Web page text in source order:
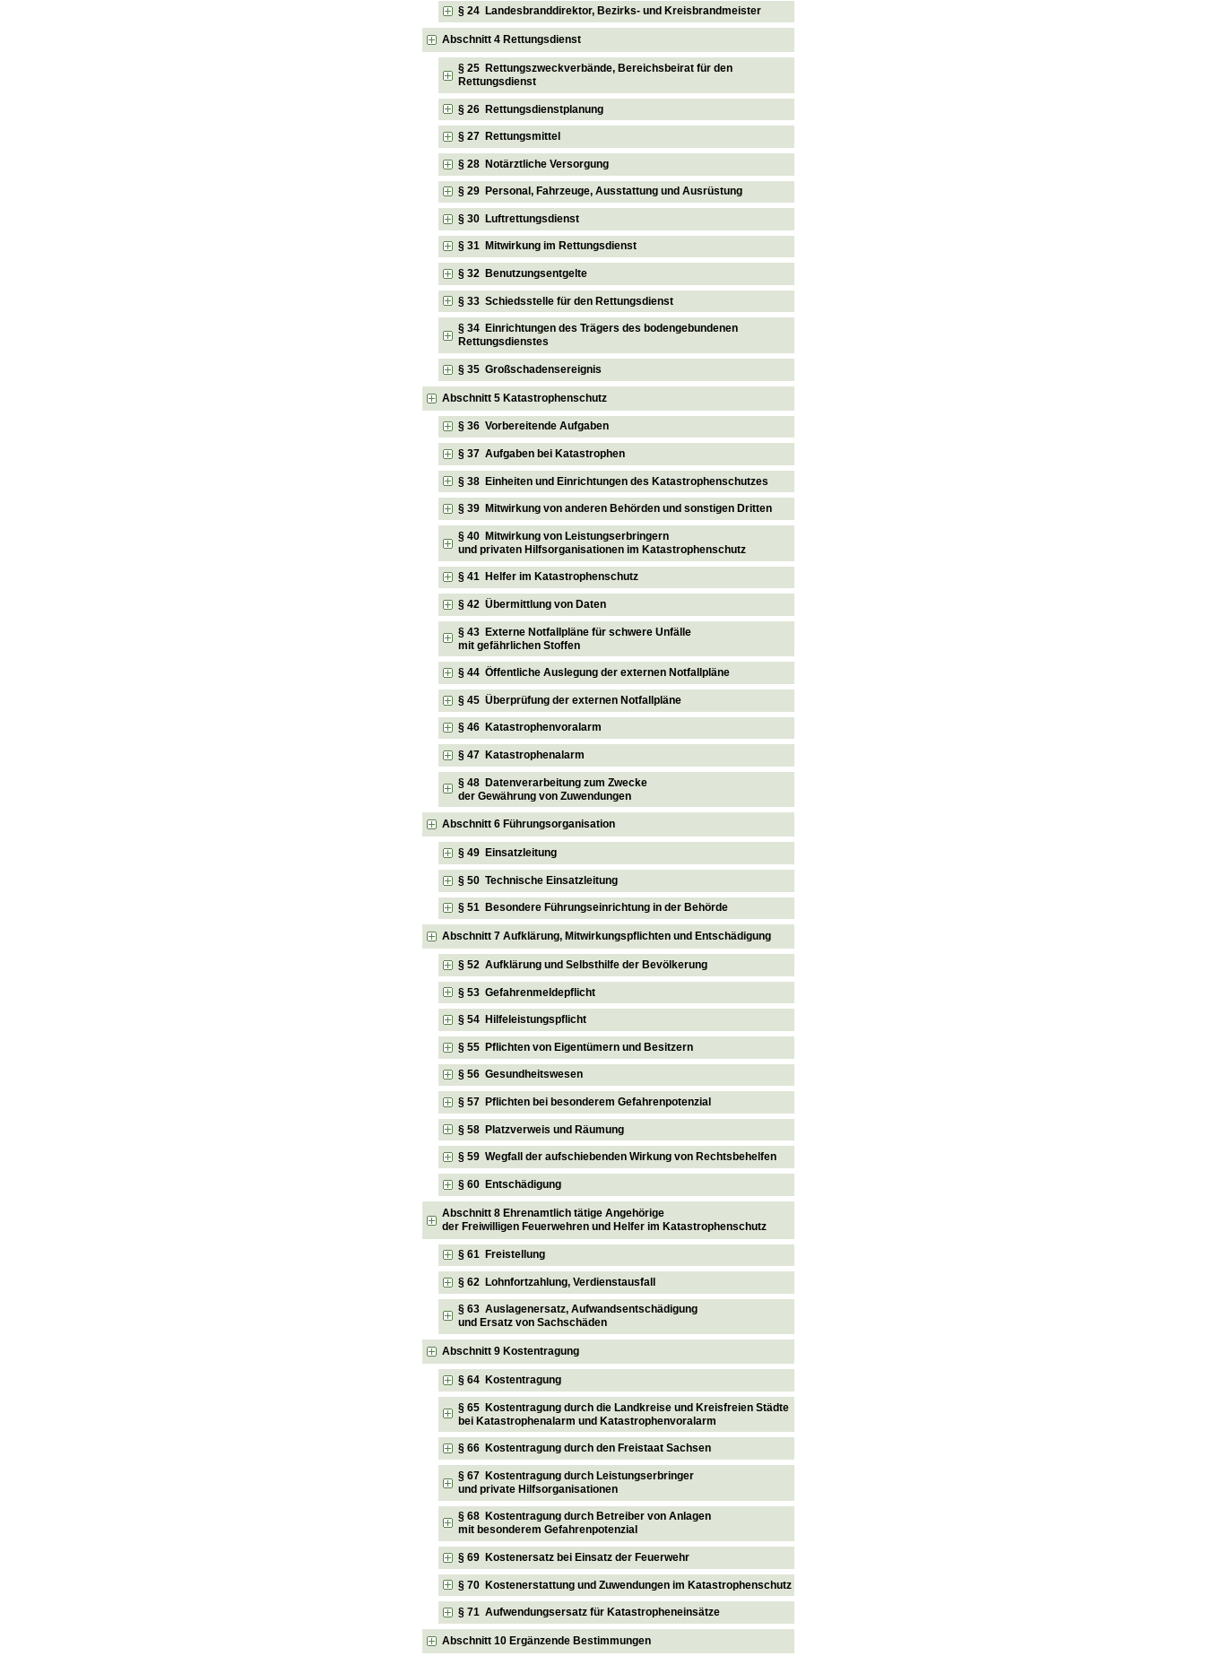
§ 24 Landesbranddirektor, Bezirks- und Kreisbrandmeister
Abschnitt 4 Rettungsdienst
§ 25 Rettungszweckverbände, Bereichsbeirat für den
Rettungsdienst
§ 26 Rettungsdienstplanung
§ 27 Rettungsmittel
§ 28 Notärztliche Versorgung
§ 29 Personal, Fahrzeuge, Ausstattung und Ausrüstung
§ 30 Luftrettungsdienst
§ 31 Mitwirkung im Rettungsdienst
§ 32 Benutzungsentgelte
§ 33 Schiedsstelle für den Rettungsdienst
§ 34 Einrichtungen des Trägers des bodengebundenen
Rettungsdienstes
§ 35 Großschadensereignis
Abschnitt 5 Katastrophenschutz
§ 36 Vorbereitende Aufgaben
§ 37 Aufgaben bei Katastrophen
§ 38 Einheiten und Einrichtungen des Katastrophenschutzes
§ 39 Mitwirkung von anderen Behörden und sonstigen Dritten
§ 40 Mitwirkung von Leistungserbringern
und privaten Hilfsorganisationen im Katastrophenschutz
§ 41 Helfer im Katastrophenschutz
§ 42 Übermittlung von Daten
§ 43 Externe Notfallpläne für schwere Unfälle
mit gefährlichen Stoffen
§ 44 Öffentliche Auslegung der externen Notfallpläne
§ 45 Überprüfung der externen Notfallpläne
§ 46 Katastrophenvoralarm
§ 47 Katastrophenalarm
§ 48 Datenverarbeitung zum Zwecke
der Gewährung von Zuwendungen
Abschnitt 6 Führungsorganisation
§ 49 Einsatzleitung
§ 50 Technische Einsatzleitung
§ 51 Besondere Führungseinrichtung in der Behörde
Abschnitt 7 Aufklärung, Mitwirkungspflichten und Entschädigung
§ 52 Aufklärung und Selbsthilfe der Bevölkerung
§ 53 Gefahrenmeldepflicht
§ 54 Hilfeleistungspflicht
§ 55 Pflichten von Eigentümern und Besitzern
§ 56 Gesundheitswesen
§ 57 Pflichten bei besonderem Gefahrenpotenzial
§ 58 Platzverweis und Räumung
§ 59 Wegfall der aufschiebenden Wirkung von Rechtsbehelfen
§ 60 Entschädigung
Abschnitt 8 Ehrenamtlich tätige Angehörige
der Freiwilligen Feuerwehren und Helfer im Katastrophenschutz
§ 61 Freistellung
§ 62 Lohnfortzahlung, Verdienstausfall
§ 63 Auslagenersatz, Aufwandsentschädigung
und Ersatz von Sachschäden
Abschnitt 9 Kostentragung
§ 64 Kostentragung
§ 65 Kostentragung durch die Landkreise und Kreisfreien Städte
bei Katastrophenalarm und Katastrophenvoralarm
§ 66 Kostentragung durch den Freistaat Sachsen
§ 67 Kostentragung durch Leistungserbringer
und private Hilfsorganisationen
§ 68 Kostentragung durch Betreiber von Anlagen
mit besonderem Gefahrenpotenzial
§ 69 Kostenersatz bei Einsatz der Feuerwehr
§ 70 Kostenerstattung und Zuwendungen im Katastrophenschutz
§ 71 Aufwendungsersatz für Katastropheneinsätze
Abschnitt 10 Ergänzende Bestimmungen